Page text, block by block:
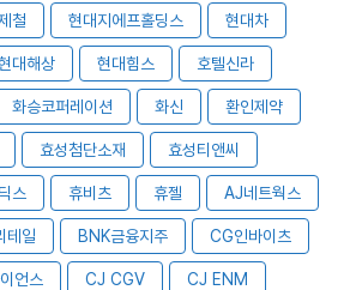
철 현대지에프홀딩스 현대차
대해상 현대힘스 호텔신라
화승코퍼레이션 화신 환인제약
효성첨단소재 효성티앤씨
스 휴비츠 휴젤 AJ네트웍스
테일 BNK금융지주 CG인바이츠
언스 CJ CGV CJ ENM